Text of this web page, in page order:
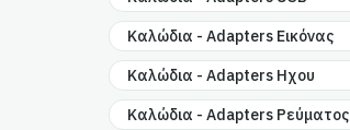
Καλώδια - Adapters Εικόνας
Καλώδια - Adapters Ηχου
Καλώδια - Adapters Ρεύματος